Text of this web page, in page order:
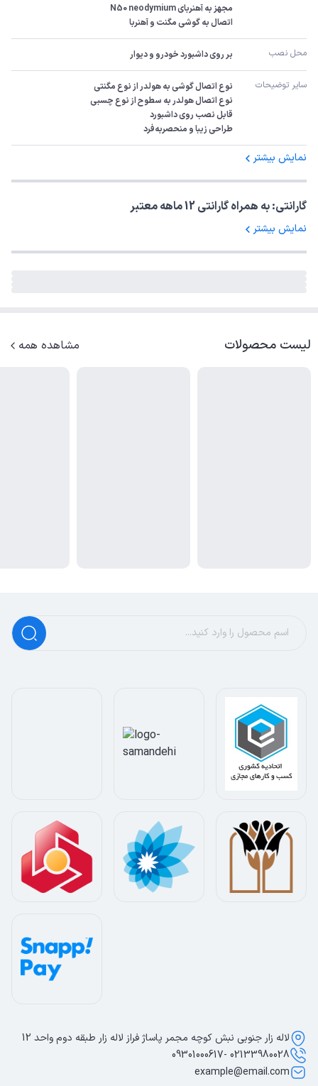
اتصال به گوشی مگنت و آهنربا
محل نصب بر روی داشبورد خودرو و دیوار
سایر توضیحات
طراحی زیبا و منحصربه‌فرد
نمایش بیشتر
گارانتی: به همراه گارانتی 12 ماهه معتبر
نمایش بیشتر
لیست محصولات مشاهده همه
لاله زار جنوبی نبش کوچه مجمر پاساژ فراز لاله زار طبقه دوم واحد 12
02133980028 -09301000617
example@email.com